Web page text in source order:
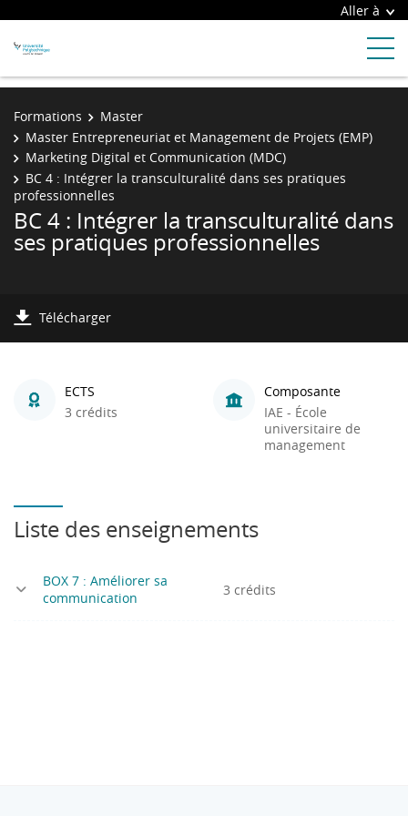
Aller à
Formations
Master
Master Entrepreneuriat et Management de Projets (EMP)
Marketing Digital et Communication (MDC)
BC 4 : Intégrer la transculturalité dans ses pratiques
professionnelles
BC 4 : Intégrer la transculturalité dans
ses pratiques professionnelles
Télécharger
ECTS
3 crédits
Composante
IAE - École
universitaire de
management
Liste des enseignements
BOX 7 : Améliorer sa
communication
3 crédits